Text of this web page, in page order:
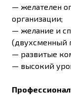
— желателен
организации;
— желание и
(двухсменный
— развитые
— высокий